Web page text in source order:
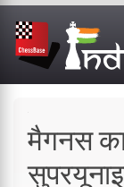
Get a FREE
book on
purchasing 2
or more
books. Valid
मैगनस